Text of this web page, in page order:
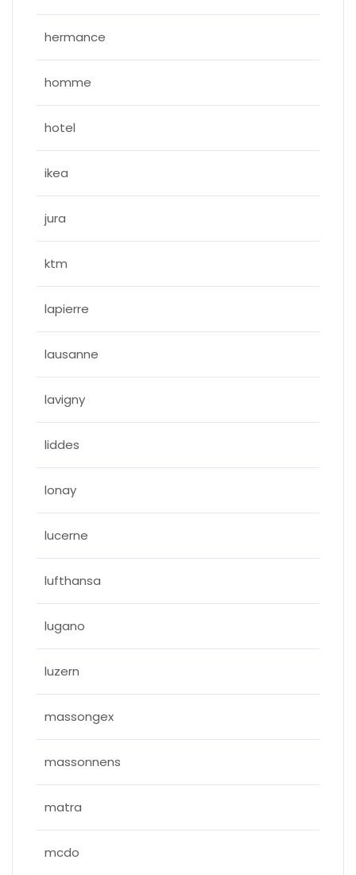
hermance
homme
hotel
ikea
jura
ktm
lapierre
lausanne
lavigny
liddes
lonay
lucerne
lufthansa
lugano
luzern
massongex
massonnens
matra
mcdo